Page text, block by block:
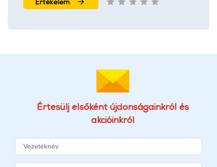
Értesülj elsőként újdonságainkról és
akcióinkról